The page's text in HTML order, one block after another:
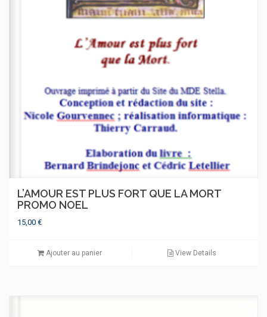
L’AMOUR EST PLUS FORT QUE LA MORT
PROMO NOEL
15,00 €
Ajouter au panier View Details